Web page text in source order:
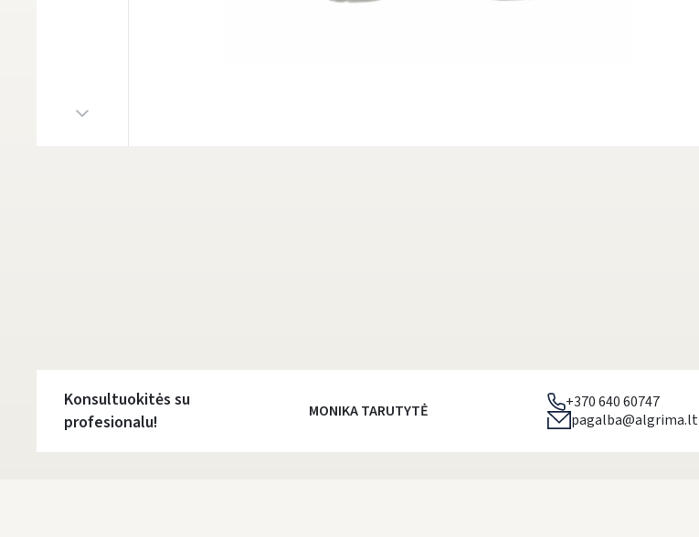
Konsultuokitės su
profesionalu!
MONIKA TARUTYTĖ
+370 640 60747
pagalba@algrima.lt